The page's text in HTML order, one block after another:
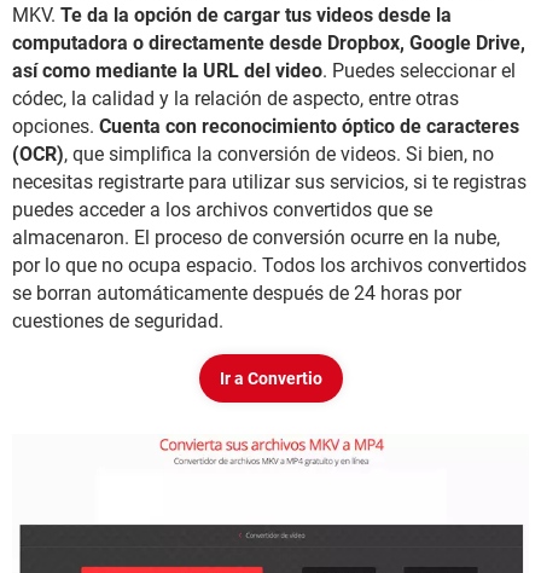
MKV. Te da la opción de cargar tus videos desde la
computadora o directamente desde Dropbox, Google Drive,
así como mediante la URL del video. Puedes seleccionar el
códec, la calidad y la relación de aspecto, entre otras
opciones. Cuenta con reconocimiento óptico de caracteres
(OCR), que simplifica la conversión de videos. Si bien, no
necesitas registrarte para utilizar sus servicios, si te registras
puedes acceder a los archivos convertidos que se
almacenaron. El proceso de conversión ocurre en la nube,
por lo que no ocupa espacio. Todos los archivos convertidos
se borran automáticamente después de 24 horas por
cuestiones de seguridad.
Ir a Convertio